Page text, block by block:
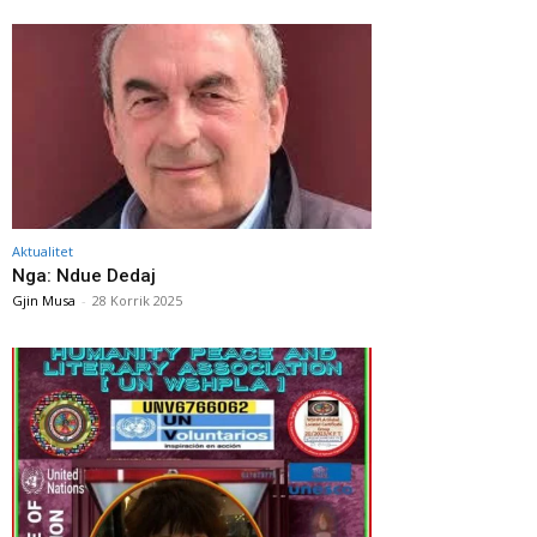
Aktualitet
Nga: Ndue Dedaj
Gjin Musa - 28 Korrik 2025